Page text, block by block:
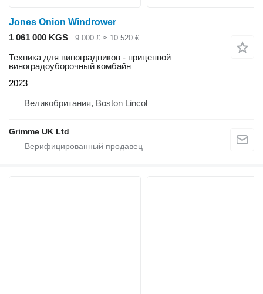
Jones Onion Windrower
1 061 000 KGS
9 000 £ ≈ 10 520 €
Техника для виноградников - прицепной
виноградоуборочный комбайн
2023
Великобритания, Boston Lincol
Grimme UK Ltd